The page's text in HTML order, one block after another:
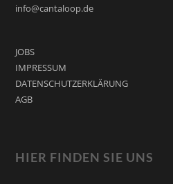
info@cantaloop.de
JOBS
IMPRESSUM
DATENSCHUTZERKLÄRUNG
AGB
HIER FINDEN SIE UNS